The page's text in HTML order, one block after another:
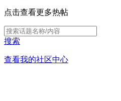
点击查看更多热帖
搜索
查看我的社区中心